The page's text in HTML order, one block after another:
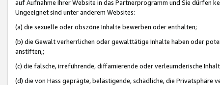
auf Aufnahme Ihrer Website in das Partnerprogramm und Sie dürfen
Ungeeignet sind unter anderem Websites:
(a) die sexuelle oder obszöne Inhalte bewerben oder enthalten;
(b) die Gewalt verherrlichen oder gewalttätige Inhalte haben oder
anstiften,;
(c) die falsche, irreführende, diffamierende oder verleumderische
(d) die von Hass geprägte, belästigende, schädliche, die Privatsphäre